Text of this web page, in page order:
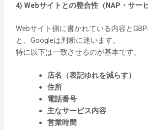
4) Webサイトとの整合性（NAP・サー
Webサイト側に書かれている内容と
と、Googleは判断に迷います。
特に以下は一致させるのが基本です。
店名（表記ゆれを減らす）
住所
電話番号
主なサービス内容
営業時間